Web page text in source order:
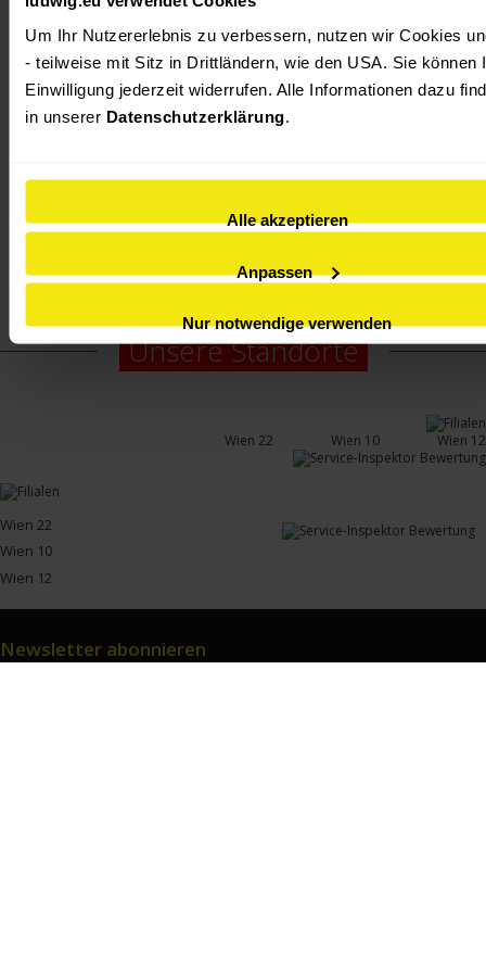
Um Ihr Nutzererlebnis zu verbessern, nutzen wir Cookies
- teilweise mit Sitz in Drittländern, wie den USA. Sie können
Einwilligung jederzeit widerrufen. Alle Informationen dazu
in unserer Datenschutzerklärung.
Alle akzeptieren
Anpassen
Nur notwendige verwenden
erweitert. Mit neuester LED-Lichttechnik ausgestattete
eine tadellose Verarbeitung, und dies zu unschlagbaren
Das breite Spektrum des Lampensortiments für den gesamten
Wohnraum wird Sie in jedem Fall begeistern.
Unsere Standorte
Wien 22 Wien 10 Wien 12
Wien 22
Wien 10
Wien 12
Newsletter abonnieren